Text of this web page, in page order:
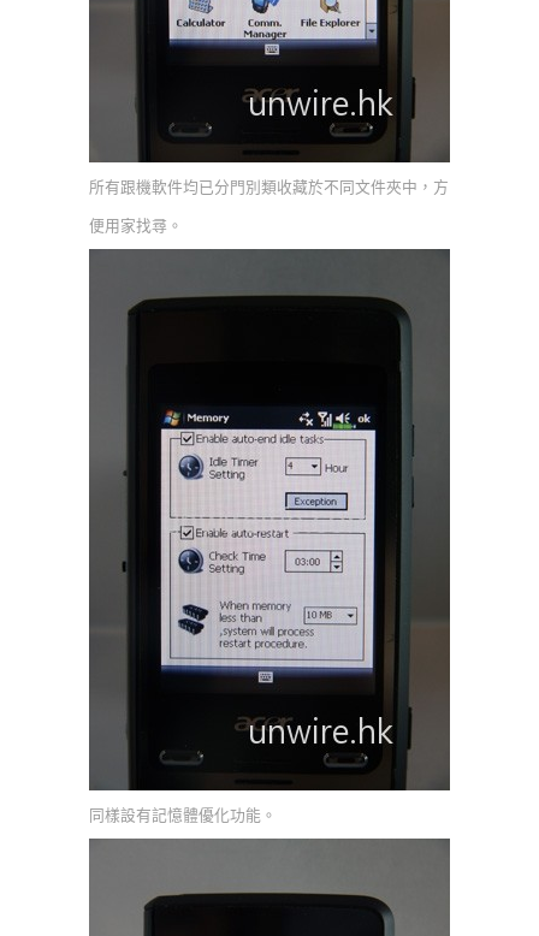
所有跟機軟件均已分門別類收藏於不同文件夾中，方
便用家找尋。
同樣設有記憶體優化功能。